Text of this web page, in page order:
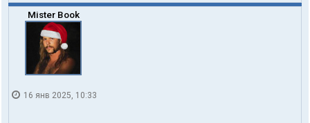
Mister Book
16 янв 2025, 10:33